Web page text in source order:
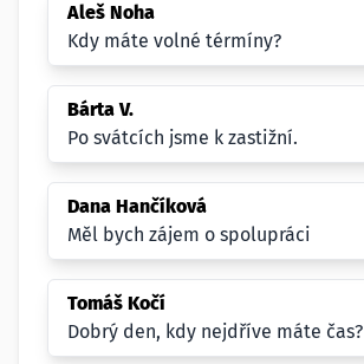
Aleš Noha
Kdy máte volné térmíny?
Bárta V.
Po svátcích jsme k zastižní.
Dana Hančíková
Měl bych zájem o spolupráci
Tomáš Kočí
Dobrý den, kdy nejdříve máte čas?